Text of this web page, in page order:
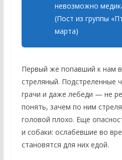
невозможно
(Пост из группы
марта)
Первый же попавший к нам
стреляный. Подстреленные
грачи и даже лебеди — не
понять, зачем по ним
головой плохо. Еще
и собаки: ослабевшие во
становятся для них едой.